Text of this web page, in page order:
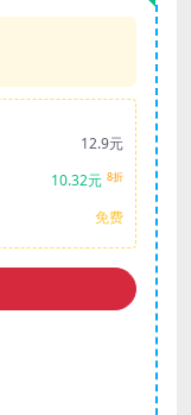
12.9元
10.32元 8折
免费